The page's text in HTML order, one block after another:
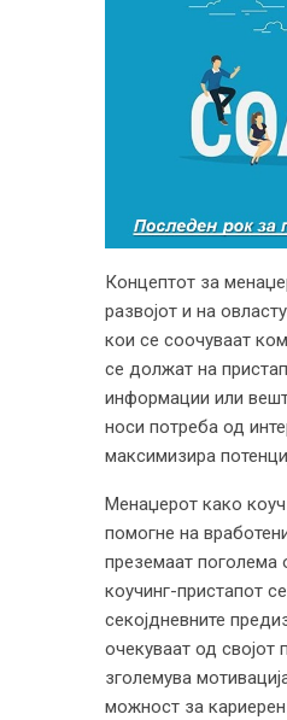
Концептот за
развојот и на
кои се соочуваат
се должат на
информации или
носи потреба од
максимизира
Менаџерот како
помогне на
преземаат поголема
коучинг-пристапот
секојдневните
очекуваат од својот
зголемува
можност за